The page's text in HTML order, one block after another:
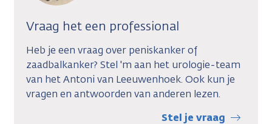
Vraag het een professional
Heb je een vraag over peniskanker of
zaadbalkanker? Stel 'm aan het urologie-team
van het Antoni van Leeuwenhoek. Ook kun je
vragen en antwoorden van anderen lezen.
Stel je vraag